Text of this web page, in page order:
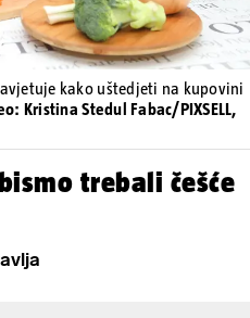
kako uštedjeti na kupovini
Kristina Stedul Fabac/PIXSELL,
trebali češće